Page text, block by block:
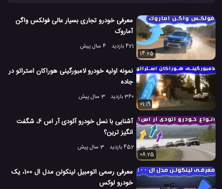
#
Aston Martin
# استون مارتین
# استون مارتین CC100 Speedster
# خودرو Aston Martin CC100 Speedster
# خودرو های استون مارتین # شرکت Aston Martin
# شرکت استون مارتین # کمپانی Aston Martin
# کمپانی استون مارتین # ماشین Aston Martin
# ماشین استون مارتین
معرفی اتوموبیل جدید Aston Martin
1.8 هزار بازدید
8 سال پیش
معرفی خودرو تجاری بسیار عالی فولکس واگن
آماروک
421 بازدید
4 سال پیش
14:25
نمونه اولیه خودرو لامبورگینی هوراکان استراتو در
جاده
360 بازدید
3 سال پیش
01:19
آشنایی با نسل خودرو آئودی آر اس 6، شگفت
انگیز ترین؟
452 بازدید
3 سال پیش
08:25
معرفی رسمی اتومبیل لینکولن مدل ال 100، یک
خودرو لوکس